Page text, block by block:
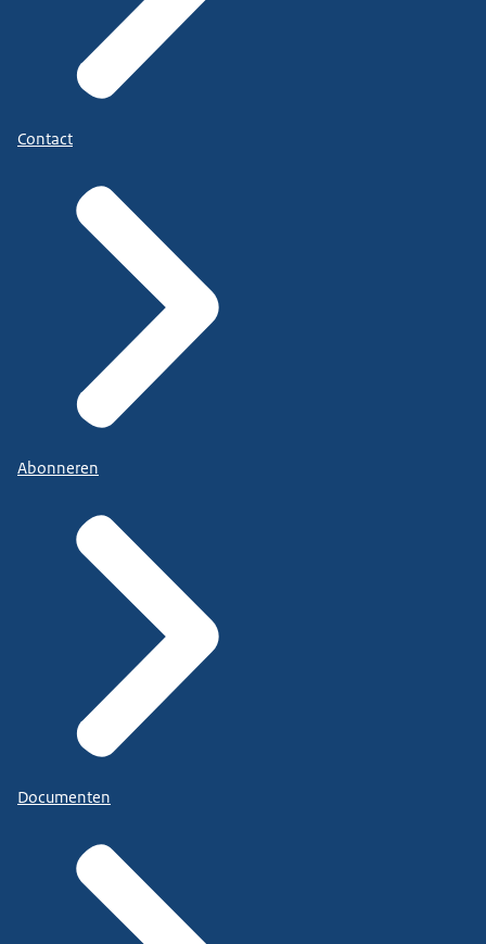
Contact
Abonneren
Documenten